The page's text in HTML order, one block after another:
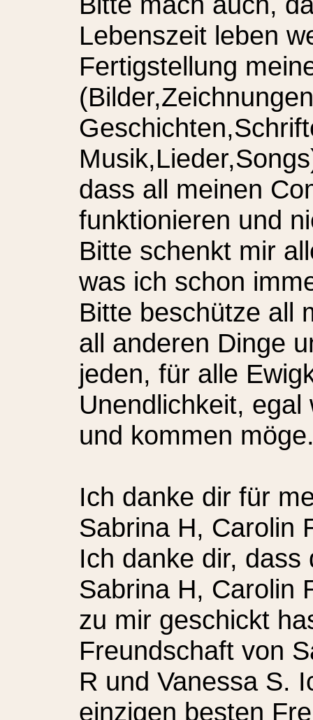
Lebenszeit leben
Fertigstellung
dass all meinen
funktionieren und
Bitte schenkt mir
was ich schon
Bitte beschütze all
all anderen Dinge
jeden, für alle
Unendlichkeit,
und kommen
Ich danke dir für
Sabrina H, Carolin
Ich danke dir,
Sabrina H, Carolin
zu mir geschickt
Freundschaft von
R und Vanessa S.
einzigen besten